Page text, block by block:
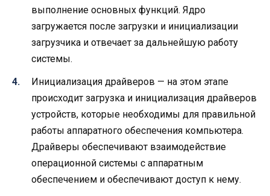
выполнение основных функций. Ядро
загружается после загрузки и инициализации
загрузчика и отвечает за дальнейшую работу
системы.
Инициализация драйверов — на этом этапе
происходит загрузка и инициализация драйверов
устройств, которые необходимы для правильной
работы аппаратного обеспечения компьютера.
Драйверы обеспечивают взаимодействие
операционной системы с аппаратным
обеспечением и обеспечивают доступ к нему.